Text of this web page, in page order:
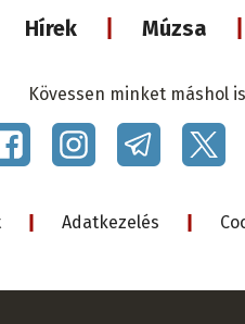
Lábléc
Hírek Múzsa
Kövessen minket máshol
Lábléc
Adatkezelés